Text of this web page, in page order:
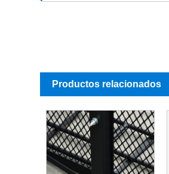
Productos relacionados